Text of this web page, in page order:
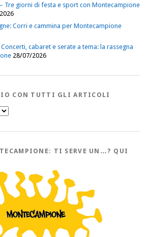
Tre giorni di festa e sport con Montecampione
Corri e cammina per Montecampione
cabaret e serate a tema: la rassegna
28/07/2026
CON TUTTI GLI ARTICOLI
TI SERVE UN…? QUI